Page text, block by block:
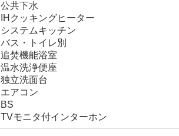
公共下水
IHクッキングヒーター
システムキッチン
バス・トイレ別
追焚機能浴室
温水洗浄便座
独立洗面台
エアコン
BS
TVモニタ付インターホン